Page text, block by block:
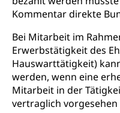
Kommentar direkte
Bei Mitarbeit im
Erwerbstätigkeit des
Hauswarttätigkeit)
werden, wenn eine
Mitarbeit in der
vertraglich vorgesehen
Kinder und
Kinder-
IV für Kinder und
Pflege / Pflegeheim
Hauspflege,
Religion